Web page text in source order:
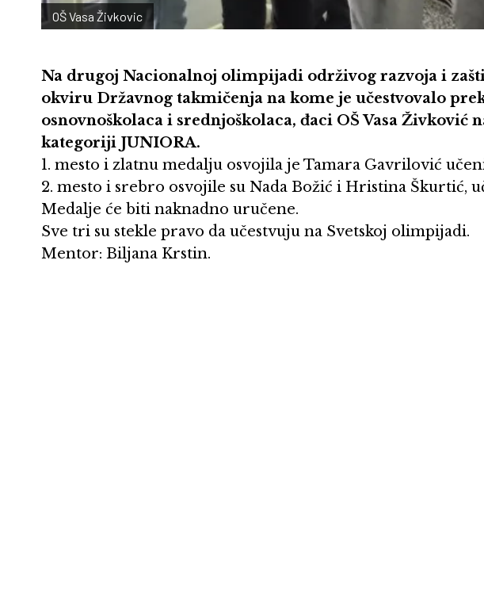
OŠ Vasa Živkovic
Na drugoj Nacionalnoj olimpijadi održivog razvoja i
okviru Državnog takmičenja na kome je učestvovalo
osnovnoškolaca i srednjoškolaca, đaci OŠ Vasa Živković
kategoriji JUNIORA.
1. mesto i zlatnu medalju osvojila je Tamara Gavrilović
2. mesto i srebro osvojile su Nada Božić i Hristina Škurtić,
Medalje će biti naknadno uručene.
Sve tri su stekle pravo da učestvuju na Svetskoj olimpijadi.
Mentor: Biljana Krstin.